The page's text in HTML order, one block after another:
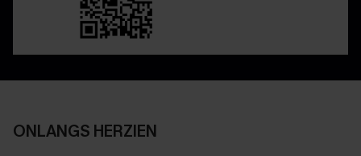
ONLANGS HERZIEN